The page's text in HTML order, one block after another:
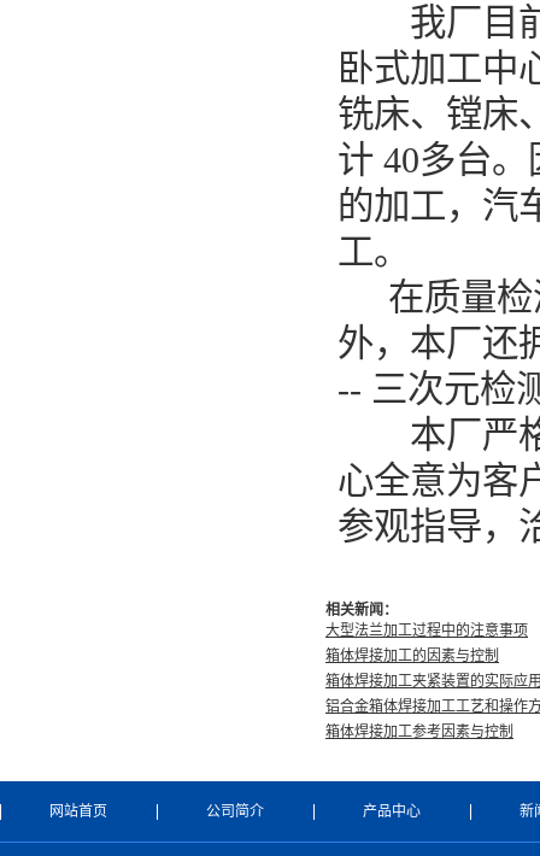
我厂目前
卧式加工中
铣床、镗床
计 40多台。
的加工，汽
工。
在质量
外，本厂还
-- 三次元检
本厂严
心全意为客
参观指导，
相关新闻：
大型法兰加工过程中的注意事项
箱体焊接加工的因素与控制
箱体焊接加工夹紧装置的实际应
铝合金箱体焊接加工工艺和操作
箱体焊接加工参考因素与控制
网站首页 公司简介 产品中心 新